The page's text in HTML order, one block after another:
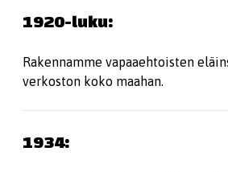
1920-luku:
Rakennamme vapaaehtoisten
verkoston koko maahan.
1934: